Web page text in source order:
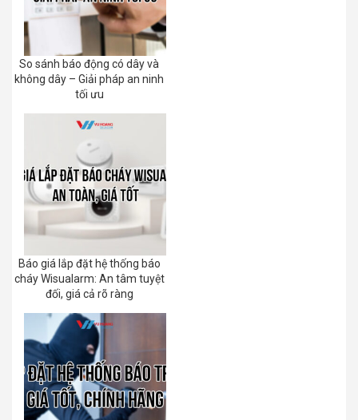
So sánh báo động có dây và
không dây – Giải pháp an ninh
tối ưu
Báo giá lắp đặt hệ thống báo
cháy Wisualarm: An tâm tuyệt
đối, giá cả rõ ràng